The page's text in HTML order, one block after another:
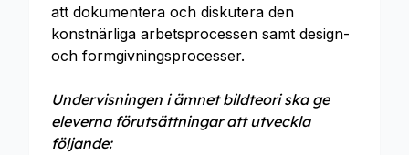
att dokumentera och diskutera den
konstnärliga arbetsprocessen samt design-
och formgivningsprocesser.
Undervisningen i ämnet bildteori ska ge
eleverna förutsättningar att utveckla
följande: